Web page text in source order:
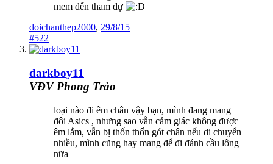
mem đến tham dự
doichanthep2000, 29/8/15
#522
darkboy11
VĐV Phong Trào
loại nào đi êm chân vậy bạn, mình đang mang
đôi Asics , nhưng sao vẫn cảm giác không được
êm lắm, vẫn bị thốn thốn gót chân nếu di chuyển
nhiều, mình cũng hay mang để đi đánh cầu lông
nữa